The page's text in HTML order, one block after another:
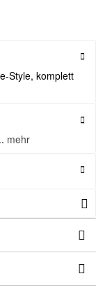
Style, komplett
mehr